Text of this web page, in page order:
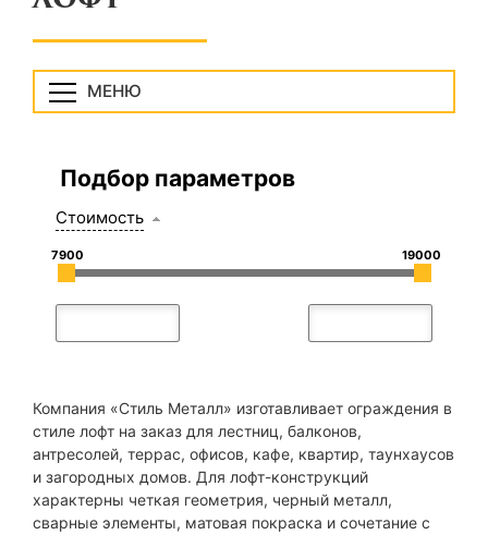
МЕНЮ
Подбор параметров
Стоимость
7900 19000
Компания «Стиль Металл» изготавливает ограждения в
стиле лофт на заказ для лестниц, балконов,
антресолей, террас, офисов, кафе, квартир, таунхаусов
и загородных домов. Для лофт-конструкций
характерны четкая геометрия, черный металл,
сварные элементы, матовая покраска и сочетание с